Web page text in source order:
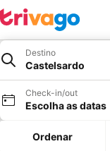
Destino
Castelsardo
Check-in/out
Escolha as datas
Ordenar